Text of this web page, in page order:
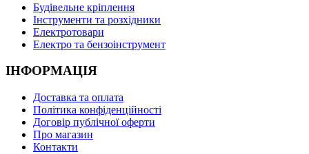
Будівельне кріплення
Інструменти та розхідники
Електротовари
Електро та бензоінструмент
ІНФОРМАЦІЯ
Доставка та оплата
Політика конфіденційності
Договір публічної оферти
Про магазин
Контакти